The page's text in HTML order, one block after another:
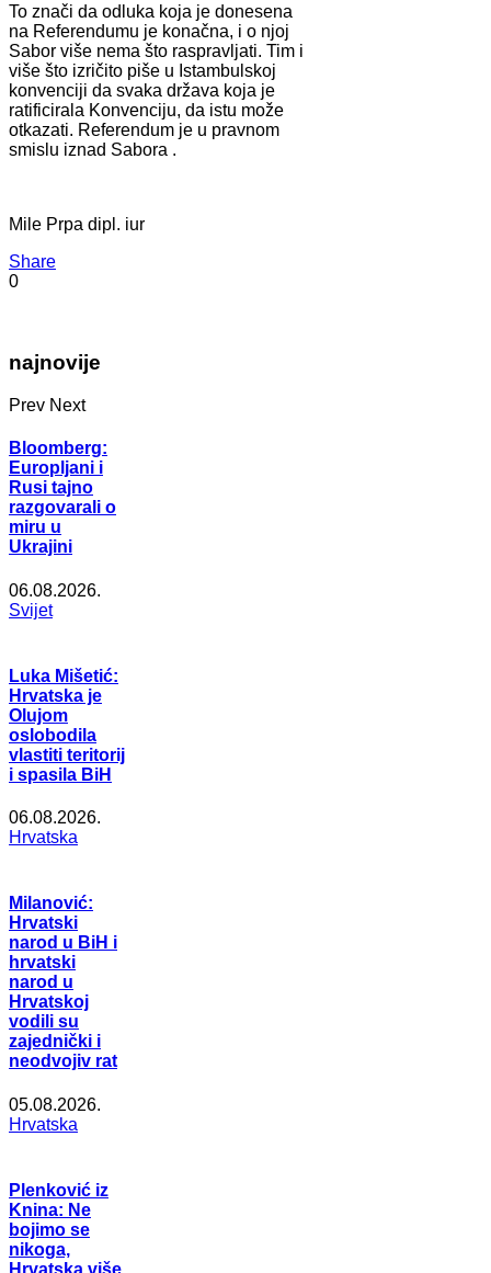
To znači da odluka koja je donesena
na Referendumu je konačna, i o njoj
Sabor više nema što raspravljati. Tim i
više što izričito piše u Istambulskoj
konvenciji da svaka država koja je
ratificirala Konvenciju, da istu može
otkazati. Referendum je u pravnom
smislu iznad Sabora .
Mile Prpa dipl. iur
Share
0
najnovije
Prev Next
Bloomberg:
Europljani i
Rusi tajno
razgovarali o
miru u
Ukrajini
06.08.2026.
Svijet
Luka Mišetić:
Hrvatska je
Olujom
oslobodila
vlastiti teritorij
i spasila BiH
06.08.2026.
Hrvatska
Milanović:
Hrvatski
narod u BiH i
hrvatski
narod u
Hrvatskoj
vodili su
zajednički i
neodvojiv rat
05.08.2026.
Hrvatska
Plenković iz
Knina: Ne
bojimo se
nikoga,
Hrvatska više